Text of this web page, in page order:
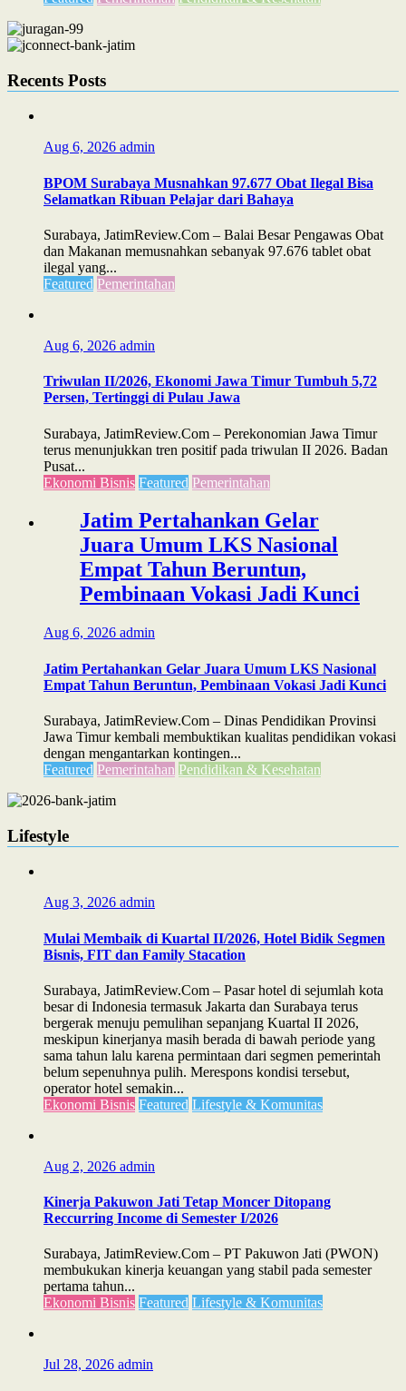
Recents Posts
Aug 6, 2026 admin
BPOM Surabaya Musnahkan 97.677 Obat Ilegal Bisa
Selamatkan Ribuan Pelajar dari Bahaya
Surabaya, JatimReview.Com – Balai Besar Pengawas Obat
dan Makanan memusnahkan sebanyak 97.676 tablet obat
ilegal yang...
Featured Pemerintahan
Aug 6, 2026 admin
Triwulan II/2026, Ekonomi Jawa Timur Tumbuh 5,72
Persen, Tertinggi di Pulau Jawa
Surabaya, JatimReview.Com – Perekonomian Jawa Timur
terus menunjukkan tren positif pada triwulan II 2026. Badan
Pusat...
Ekonomi Bisnis Featured Pemerintahan
Jatim Pertahankan Gelar
Juara Umum LKS Nasional
Empat Tahun Beruntun,
Pembinaan Vokasi Jadi Kunci
Aug 6, 2026 admin
Jatim Pertahankan Gelar Juara Umum LKS Nasional
Empat Tahun Beruntun, Pembinaan Vokasi Jadi Kunci
Surabaya, JatimReview.Com – Dinas Pendidikan Provinsi
Jawa Timur kembali membuktikan kualitas pendidikan vokasi
dengan mengantarkan kontingen...
Featured Pemerintahan Pendidikan & Kesehatan
Lifestyle
Aug 3, 2026 admin
Mulai Membaik di Kuartal II/2026, Hotel Bidik Segmen
Bisnis, FIT dan Family Stacation
Surabaya, JatimReview.Com – Pasar hotel di sejumlah kota
besar di Indonesia termasuk Jakarta dan Surabaya terus
bergerak menuju pemulihan sepanjang Kuartal II 2026,
meskipun kinerjanya masih berada di bawah periode yang
sama tahun lalu karena permintaan dari segmen pemerintah
belum sepenuhnya pulih. Merespons kondisi tersebut,
operator hotel semakin...
Ekonomi Bisnis Featured Lifestyle & Komunitas
Aug 2, 2026 admin
Kinerja Pakuwon Jati Tetap Moncer Ditopang
Reccurring Income di Semester I/2026
Surabaya, JatimReview.Com – PT Pakuwon Jati (PWON)
membukukan kinerja keuangan yang stabil pada semester
pertama tahun...
Ekonomi Bisnis Featured Lifestyle & Komunitas
Jul 28, 2026 admin